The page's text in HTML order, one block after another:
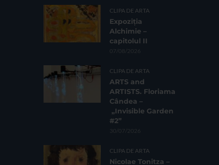
CLIPA DE ARTA
Expoziția
Alchimie –
capitolul II
07/08/2026
CLIPA DE ARTA
ARTS and
ARTISTS. Floriama
Cândea –
„Invisible Garden
#2”
30/07/2026
CLIPA DE ARTA
Nicolae Tonitza –